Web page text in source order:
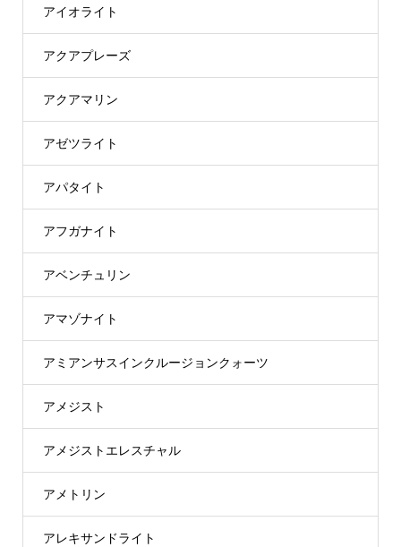
アイオライト
アクアプレーズ
アクアマリン
アゼツライト
アパタイト
アフガナイト
アベンチュリン
アマゾナイト
アミアンサスインクルージョンクォーツ
アメジスト
アメジストエレスチャル
アメトリン
アレキサンドライト